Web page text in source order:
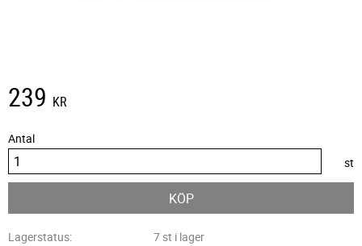
239 KR
Antal
st
KÖP
Lagerstatus
7 st i lager